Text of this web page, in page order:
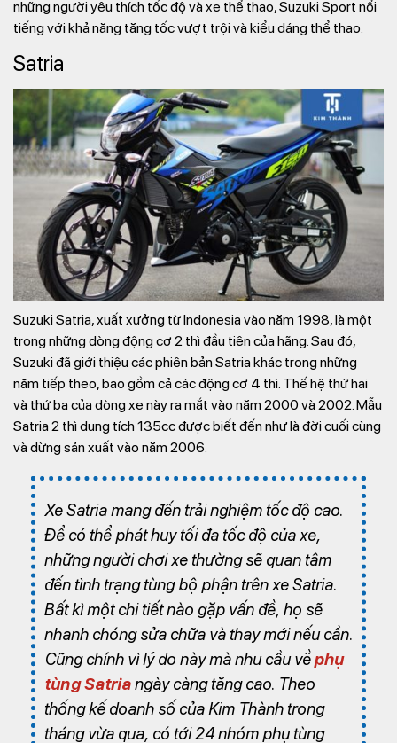
những người yêu thích tốc độ và xe thể thao, Suzuki Sport nổi
tiếng với khả năng tăng tốc vượt trội và kiểu dáng thể thao.
Satria
Suzuki Satria, xuất xưởng từ Indonesia vào năm 1998, là một
trong những dòng động cơ 2 thì đầu tiên của hãng. Sau đó,
Suzuki đã giới thiệu các phiên bản Satria khác trong những
năm tiếp theo, bao gồm cả các động cơ 4 thì. Thế hệ thứ hai
và thứ ba của dòng xe này ra mắt vào năm 2000 và 2002. Mẫu
Satria 2 thì dung tích 135cc được biết đến như là đời cuối cùng
và dừng sản xuất vào năm 2006.
Xe Satria mang đến trải nghiệm tốc độ cao.
Để có thể phát huy tối đa tốc độ của xe,
những người chơi xe thường sẽ quan tâm
đến tình trạng tùng bộ phận trên xe Satria.
Bất kì một chi tiết nào gặp vấn đề, họ sẽ
nhanh chóng sửa chữa và thay mới nếu cần.
Cũng chính vì lý do này mà nhu cầu vềphụ
tùng Satriangày càng tăng cao. Theo
thống kế doanh số của Kim Thành trong
tháng vừa qua, có tới 24 nhóm phụ tùng